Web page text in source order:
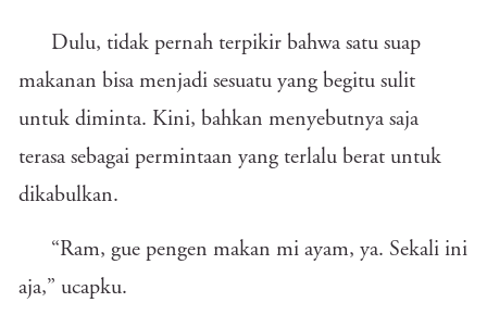
Dulu, tidak pernah terpikir bahwa satu suap
makanan bisa menjadi sesuatu yang begitu sulit
untuk diminta. Kini, bahkan menyebutnya saja
terasa sebagai permintaan yang terlalu berat untuk
dikabulkan.
“Ram, gue pengen makan mi ayam, ya. Sekali ini
aja,” ucapku.